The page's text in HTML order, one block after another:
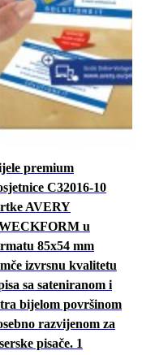
premium
C32016-10
AVERY
u
85x54 mm
izvrsnu kvalitetu
sa sateniranom i
bijelom površinom
razvijenom za
pisače. 1